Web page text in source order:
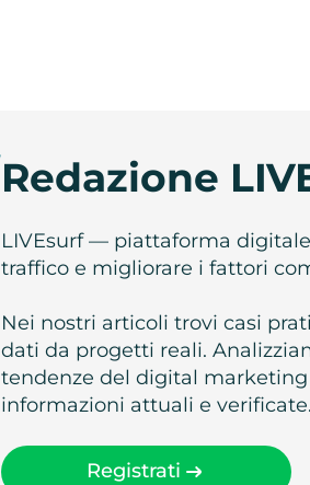
Redazione
LIVEsurf — piattaforma
traffico e migliorare i fattori
Nei nostri articoli trovi casi
dati da progetti reali.
tendenze del digital
informazioni attuali e
Registrati